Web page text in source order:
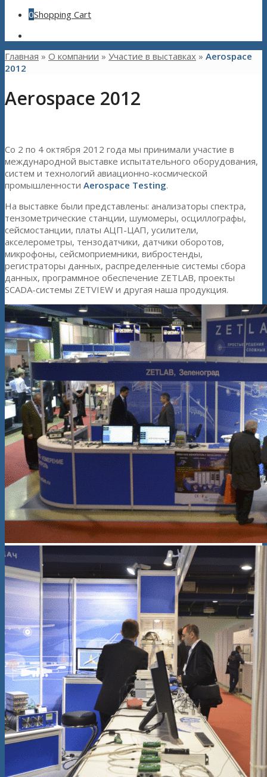
0Shopping Cart
Главная » О компании » Участие в выставках » Aerospace
2012
Aerospace 2012
Со 2 по 4 октября 2012 года мы принимали участие в
международной выставке испытательного оборудования,
систем и технологий авиационно-космической
промышленности Aerospace Testing.
На выставке были представлены: анализаторы спектра,
тензометрические станции, шумомеры, осциллографы,
сейсмостанции, платы АЦП-ЦАП, усилители,
акселерометры, тензодатчики, датчики оборотов,
микрофоны, сейсмоприемники, вибростенды,
регистраторы данных, распределенные системы сбора
данных, программное обеспечение ZETLAB, проекты
SCADA-системы ZETVIEW и другая наша продукция.